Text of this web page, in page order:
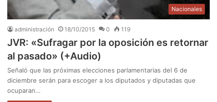
Nacionales
administración 18/10/2015 0 119
JVR: «Sufragar por la oposición es retornar
al pasado» (+Audio)
Señaló que las próximas elecciones parlamentarias del 6 de
diciembre serán para escoger a los diputados y diputadas que
ocuparan…